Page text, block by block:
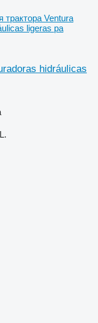
трактора Ventura
ligeras pa
hidráulicas